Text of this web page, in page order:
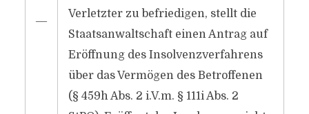
―
Verletzter zu befriedigen, stellt die
Staatsanwaltschaft einen Antrag auf
Eröffnung des Insolvenzverfahrens
über das Vermögen des Betroffenen
(§ 459h Abs. 2 i.V.m. § 111i Abs. 2